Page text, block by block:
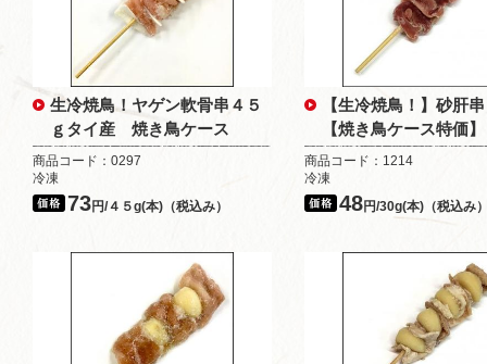
生冷焼鳥！ヤゲン軟骨串４５
ｇタイ産 焼き鳥ケース
商品コード：0297
冷凍
73円/４５g(本)（税込み）
【生冷焼鳥！】砂肝
【焼き鳥ケース特価】
商品コード：1214
冷凍
48円/30g(本)（税込み